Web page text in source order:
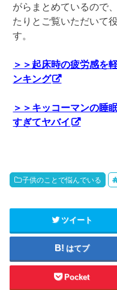
がらまとめているので
たりとご覧いただいて
す。
＞＞起床時の疲労感を
ンキング
＞＞キッコーマンの睡
すぎてヤバイ
子供のことで悩んでいる
ツイート
はてブ
Pocket